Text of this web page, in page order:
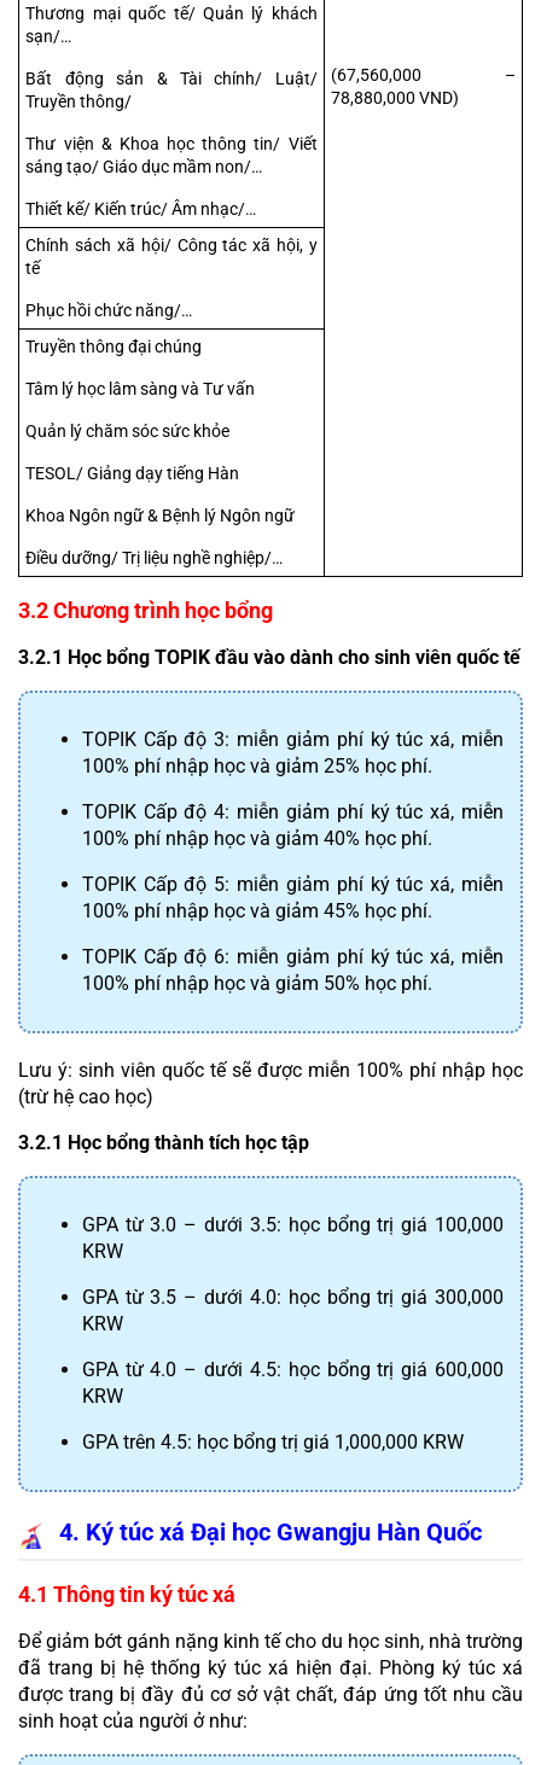
Thương mại quốc tế/ Quản lý khách
sạn/…
Bất động sản & Tài chính/ Luật/
Truyền thông/
Thư viện & Khoa học thông tin/ Viết
sáng tạo/ Giáo dục mầm non/…
Thiết kế/ Kiến trúc/ Âm nhạc/…
(67,560,000 –
78,880,000 VND)
Chính sách xã hội/ Công tác xã hội, y
tế
Phục hồi chức năng/…
Truyền thông đại chúng
Tâm lý học lâm sàng và Tư vấn
Quản lý chăm sóc sức khỏe
TESOL/ Giảng dạy tiếng Hàn
Khoa Ngôn ngữ & Bệnh lý Ngôn ngữ
Điều dưỡng/ Trị liệu nghề nghiệp/…
3.2 Chương trình học bổng
3.2.1 Học bổng TOPIK đầu vào dành cho sinh viên quốc tế
TOPIK Cấp độ 3: miễn giảm phí ký túc xá, miễn
100% phí nhập học và giảm 25% học phí.
TOPIK Cấp độ 4: miễn giảm phí ký túc xá, miễn
100% phí nhập học và giảm 40% học phí.
TOPIK Cấp độ 5: miễn giảm phí ký túc xá, miễn
100% phí nhập học và giảm 45% học phí.
TOPIK Cấp độ 6: miễn giảm phí ký túc xá, miễn
100% phí nhập học và giảm 50% học phí.
Lưu ý: sinh viên quốc tế sẽ được miễn 100% phí nhập học
(trừ hệ cao học)
3.2.1 Học bổng thành tích học tập
GPA từ 3.0 – dưới 3.5: học bổng trị giá 100,000
KRW
GPA từ 3.5 – dưới 4.0: học bổng trị giá 300,000
KRW
GPA từ 4.0 – dưới 4.5: học bổng trị giá 600,000
KRW
GPA trên 4.5: học bổng trị giá 1,000,000 KRW
4. Ký túc xá Đại học Gwangju Hàn Quốc
4.1 Thông tin ký túc xá
Để giảm bớt gánh nặng kinh tế cho du học sinh, nhà trường
đã trang bị hệ thống ký túc xá hiện đại. Phòng ký túc xá
được trang bị đầy đủ cơ sở vật chất, đáp ứng tốt nhu cầu
sinh hoạt của người ở như: